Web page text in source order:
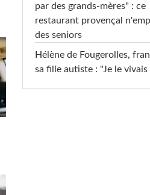
par des grands-mères" : ce
restaurant provençal
des seniors
Hélène de Fougerolles,
sa fille autiste : "Je le